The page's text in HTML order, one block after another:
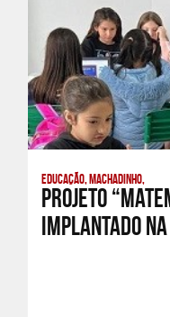
Educação, Machadinho,
Projeto
implantado